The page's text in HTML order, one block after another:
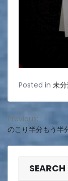
Posted in 未
投
稿
Previous:
のこり半分もう半
SEARCH